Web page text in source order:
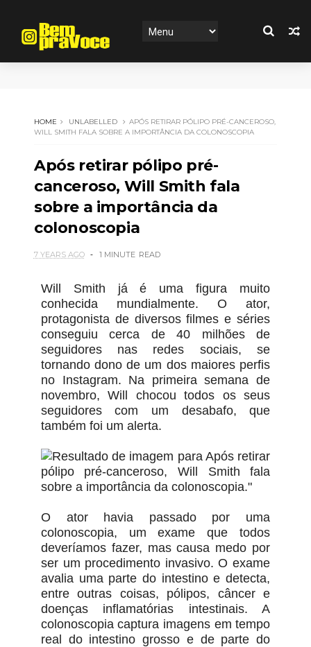
HOME UNLABELLED
APÓS RETIRAR PÓLIPO PRÉ-CANCEROSO,
WILL SMITH FALA SOBRE A IMPORTÂNCIA DA COLONOSCOPIA
Após retirar pólipo pré-
canceroso, Will Smith fala
sobre a importância da
colonoscopia
7 YEARS AGO 1 MINUTE READ
Will Smith já é uma figura muito
conhecida mundialmente. O ator,
protagonista de diversos filmes e séries
conseguiu cerca de 40 milhões de
seguidores nas redes sociais, se
tornando dono de um dos maiores perfis
no Instagram. Na primeira semana de
novembro, Will chocou todos os seus
seguidores com um desabafo, que
também foi um alerta.
O ator havia passado por uma
colonoscopia, um exame que todos
deveríamos fazer, mas causa medo por
ser um procedimento invasivo. O exame
avalia uma parte do intestino e detecta,
entre outras coisas, pólipos, câncer e
doenças inflamatórias intestinais. A
colonoscopia captura imagens em tempo
real do intestino grosso e de parte do